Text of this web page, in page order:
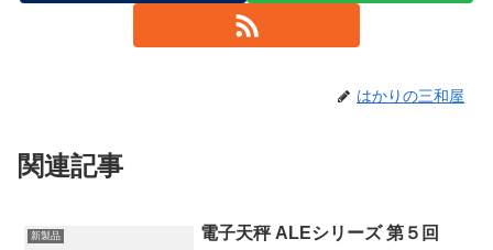
はかりの三和屋
関連記事
新製品 電子天秤 ALEシリーズ 第５回